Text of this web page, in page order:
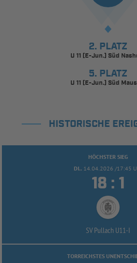
2. PLATZ
U 11 (E-Jun.) Süd
5. PLATZ
U 11 (E-Jun.) Süd Maus
HISTORISCHE
HÖCHSTER SIEG
DI.. 14.04.2026 /17:45
 : 
SV Pullach U11-I
TORREICHSTES